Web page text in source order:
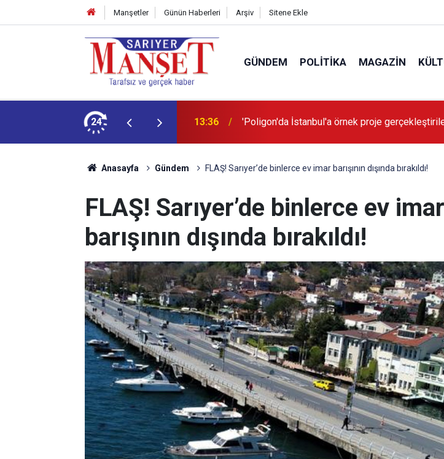
Manşetler Günün Haberleri Arşiv Sitene Ekle
GÜNDEM POLITIKA MAGAZIN
24 13:36 'Poligon'da İstanbul'a örnek proje
Anasayfa Gündem FLAŞ! Sarıyer’de binlerce ev imar barışının dışında bırakıldı!
FLAŞ! Sarıyer’de binlerce ev imar
barışının dışında bırakıldı!